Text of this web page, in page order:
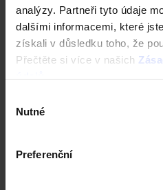
analýzy. Partneři tyto údaje
dalšími informacemi, které
získali v důsledku toho, že
Přečtěte si více v našich
souhlasu
Nutné
Preferenční